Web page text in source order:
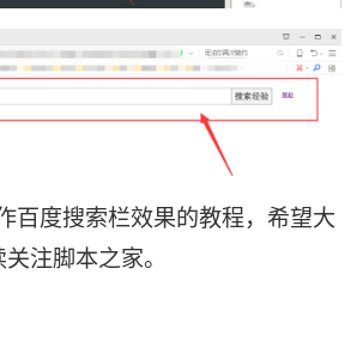
百度搜索栏效果的教程，希望大
注脚本之家。